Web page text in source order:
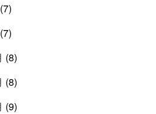
(7)
(7)
(8)
(8)
(9)